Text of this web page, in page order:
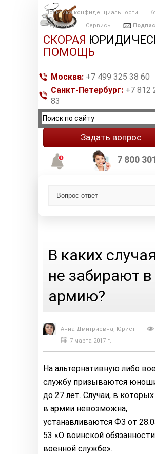
Политика конфиденциальности
Редакция
Сервисы
СКОРАЯ
ПОМОЩЬ
Москва: +7 499 325 38 60
Санкт-Петербург: +7 812
83
Задать вопрос
7 800
В каких
не забирают в
армию?
Анна Дмитриевна, Юрист
7 марта 2017 г.
На альтернативную либо
службу призываются
до 27 лет. Случаи, в
в армии невозможна,
устанавливаются ФЗ от
53 «О воинской
военной службе».